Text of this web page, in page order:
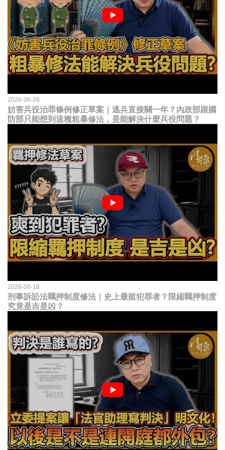
2026-06-26
妨害兵役治罪條例修正草案｜逃兵直接關一年？內政部跟國
防部只能想到這種粗暴修法，是能解決什麼兵役問題？
2026-06-18
刑事訴訟法羈押制度修法｜史上最挺犯罪者？限縮羈押制度
究竟是吉是凶？